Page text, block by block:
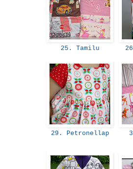
25. Tamilu
29. Petronellap